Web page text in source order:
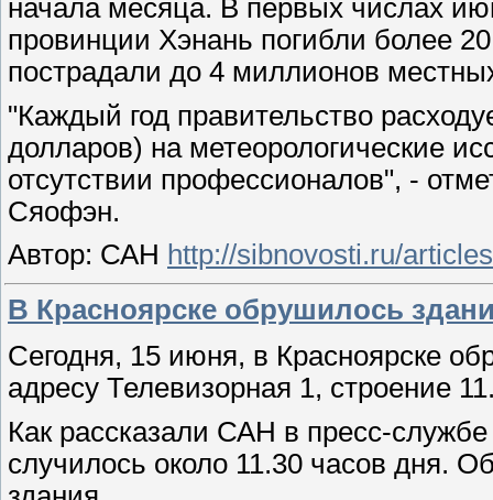
начала месяца. В первых числах
провинции Хэнань погибли более
пострадали до 4 миллионов
"Каждый год правительство
долларов) на метеорологические
отсутствии профессионалов", -
Сяофэн.
Автор: САН http://sibnovosti.ru/
В Красноярске обрушилось
Сегодня, 15 июня, в Красноярске
адресу Телевизорная 1, строение
Как рассказали САН в пресс-
случилось около 11.30 часов дня.